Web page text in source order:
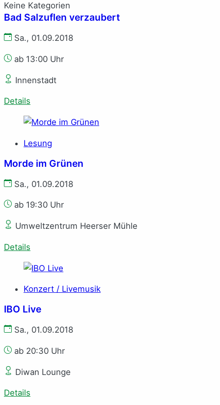
Keine Kategorien
Bad Salzuflen verzaubert
Sa., 01.09.2018
ab 13:00 Uhr
Innenstadt
Details
Lesung
Morde im Grünen
Sa., 01.09.2018
ab 19:30 Uhr
Umweltzentrum Heerser Mühle
Details
Konzert / Livemusik
IBO Live
Sa., 01.09.2018
ab 20:30 Uhr
Diwan Lounge
Details